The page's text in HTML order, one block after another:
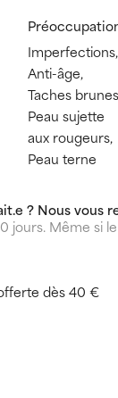
Imperfections,
Anti-âge,
Taches
Peau sujette
aux rougeurs,
Peau terne
? Nous vous
jours. Même si
dès 40 €